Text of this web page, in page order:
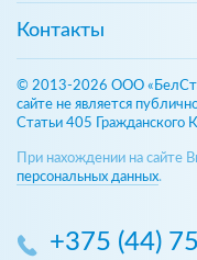
Контакты
© 2013-2026 ООО
сайте не является
Статьи 405 Гражданского
При нахождении на сайте
персональных данных.
+375 (44)